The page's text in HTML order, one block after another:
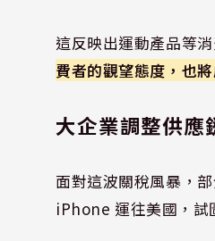
這反映出運動產品等
費者的觀望態度，也
大企業調整供應
面對這波關稅風暴，
iPhone 運往美國，試